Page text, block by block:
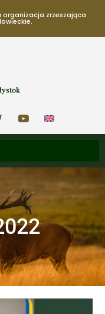
organizacja zrzeszająca